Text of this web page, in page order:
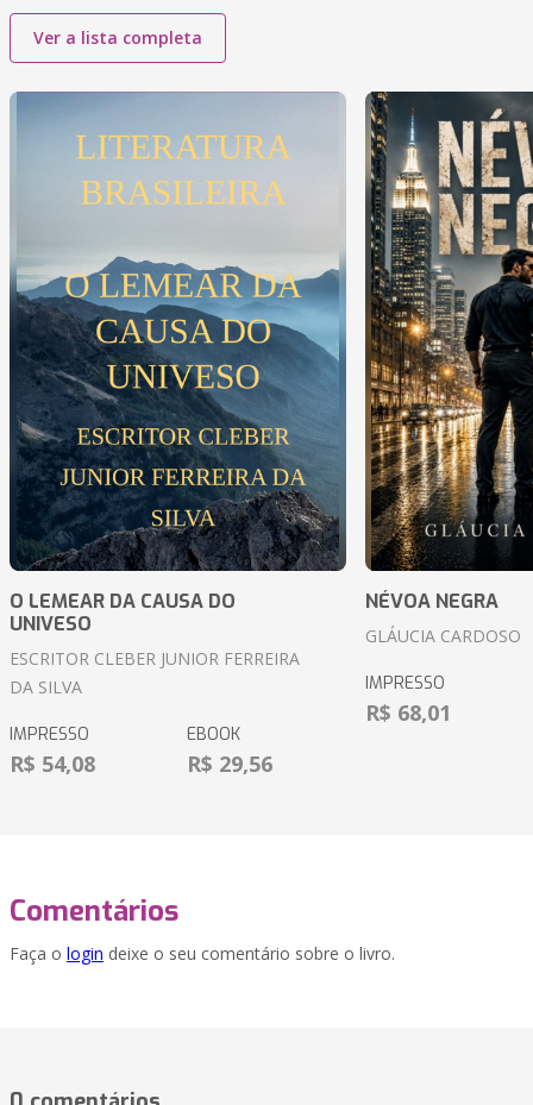
Ver a lista completa
O LEMEAR DA CAUSA DO
UNIVESO
ESCRITOR CLEBER JUNIOR FERREIRA
DA SILVA
IMPRESSO
R$ 54,08
EBOOK
R$ 29,56
NÉVOA NEGRA
GLÁUCIA CARDOSO
IMPRESSO
R$ 68,01
Comentários
Faça o login deixe o seu comentário sobre o livro.